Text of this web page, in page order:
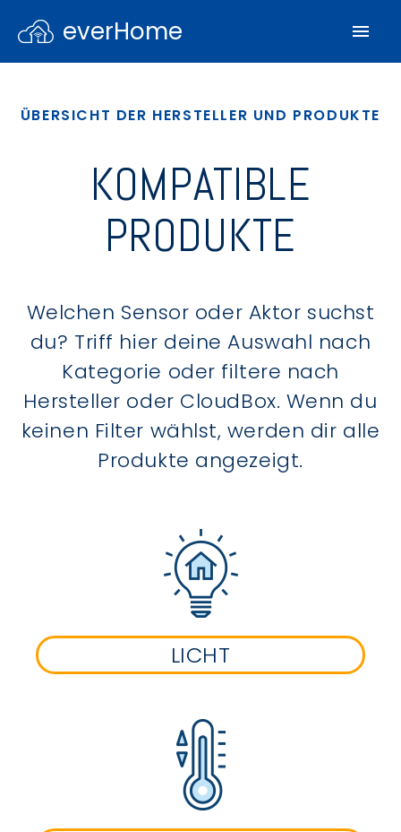
everHome
ÜBERSICHT DER HERSTELLER UND PRODUKTE
KOMPATIBLE
PRODUKTE
Welchen Sensor oder Aktor suchst
du? Triff hier deine Auswahl nach
Kategorie oder filtere nach
Hersteller oder CloudBox. Wenn du
keinen Filter wählst, werden dir alle
Produkte angezeigt.
LICHT